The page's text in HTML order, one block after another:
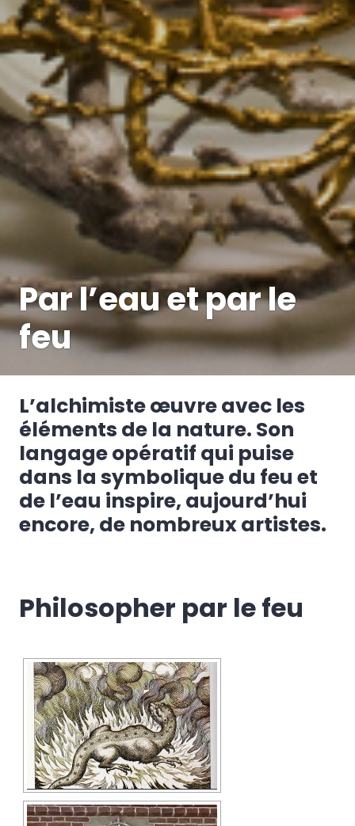
Par l’eau et par le
feu
L’alchimiste œuvre avec les
éléments de la nature. Son
langage opératif qui puise
dans la symbolique du feu et
de l’eau inspire, aujourd’hui
encore, de nombreux artistes.
Philosopher par le feu